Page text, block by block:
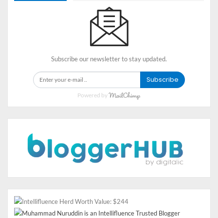
adalah alat tulis praktis yang mudah digunakan dan di
Perusahaan souvenir tumbler murah souvernirku.id
menyediakan souvenir bolpoin dengan berbagai macam
jenis, ukuran, desain dan gaya yang beragam.
Apabila kamu sedang butuh inspirasi, souvenir apa yang
pas untuk semua kalangan, mungkin souvenir bolpoin ini
3. Souvenir Tumbler Murah
Varian yang juga menjadi pilihan terbaik saat
memberikan souvenir yaitu souvenir tumbler.
Souvenirku.id menyediakan souvenir tumbler murah
yang tersedia dalam bermacam jenis, ukuran, desain dan
style.​
Subscribe our newsletter to stay updated.
Subscribe
Powered by